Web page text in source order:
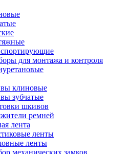
для монтажа и контроля
клиновые
зубчатые
шкивов
ремней
лента
ленты
ленты
механических замков